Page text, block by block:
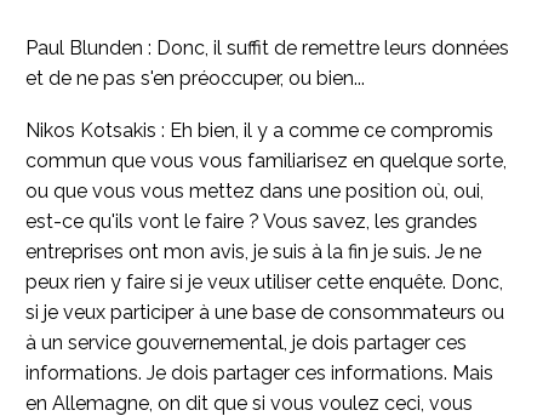
Paul Blunden : Donc, il suffit de remettre leurs données
et de ne pas s'en préoccuper, ou bien...
Nikos Kotsakis : Eh bien, il y a comme ce compromis
commun que vous vous familiarisez en quelque sorte,
ou que vous vous mettez dans une position où, oui,
est-ce qu'ils vont le faire ? Vous savez, les grandes
entreprises ont mon avis, je suis à la fin je suis. Je ne
peux rien y faire si je veux utiliser cette enquête. Donc,
si je veux participer à une base de consommateurs ou
à un service gouvernemental, je dois partager ces
informations. Je dois partager ces informations. Mais
en Allemagne, on dit que si vous voulez ceci, vous